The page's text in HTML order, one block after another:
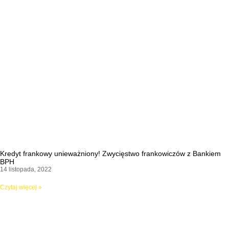
Kredyt frankowy unieważniony! Zwycięstwo frankowiczów z Bankiem
BPH
14 listopada, 2022
Czytaj więcej »